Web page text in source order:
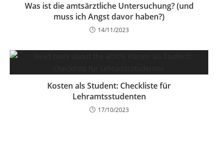
Was ist die amtsärztliche Untersuchung? (und
muss ich Angst davor haben?)
14/11/2023
Kosten als Student: Checkliste für
Lehramtsstudenten
17/10/2023